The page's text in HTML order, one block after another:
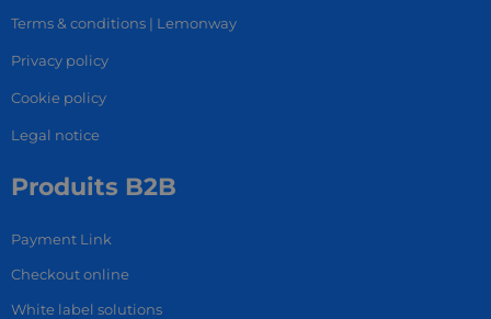
Terms & conditions | Lemonway
Privacy policy
Cookie policy
Legal notice
Produits B2B
Payment Link
Checkout online
White label solutions